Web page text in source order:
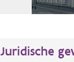
Juridische